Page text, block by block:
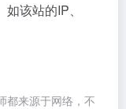
该站的IP、
都来源于网络，不